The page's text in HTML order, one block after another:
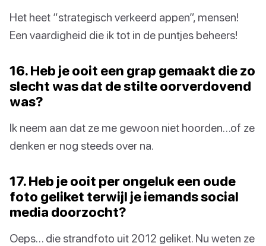
Het heet “strategisch verkeerd appen”, mensen!
Een vaardigheid die ik tot in de puntjes beheers!
16. Heb je ooit een grap gemaakt die zo
slecht was dat de stilte oorverdovend
was?
Ik neem aan dat ze me gewoon niet hoorden…of ze
denken er nog steeds over na.
17. Heb je ooit per ongeluk een oude
foto geliket terwijl je iemands social
media doorzocht?
Oeps… die strandfoto uit 2012 geliket. Nu weten ze